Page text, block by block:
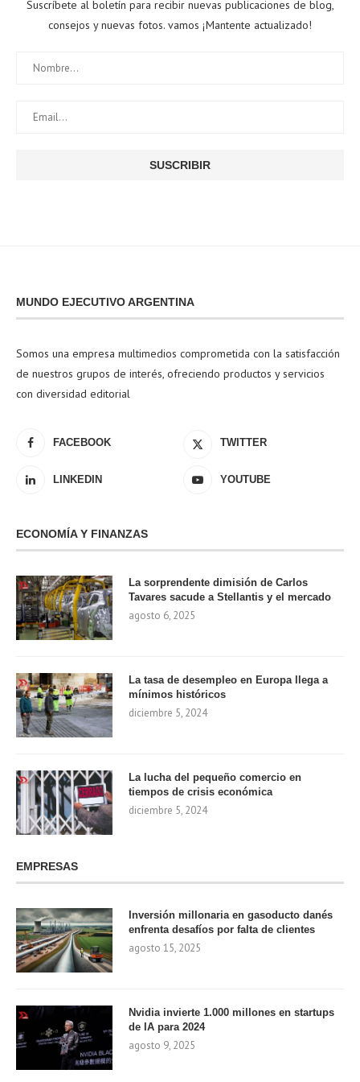
Suscríbete al boletín para recibir nuevas publicaciones de blog,
consejos y nuevas fotos. vamos ¡Mantente actualizado!
MUNDO EJECUTIVO ARGENTINA
Somos una empresa multimedios comprometida con la satisfacción
de nuestros grupos de interés, ofreciendo productos y servicios
con diversidad editorial
FACEBOOK TWITTER
LINKEDIN YOUTUBE
ECONOMÍA Y FINANZAS
La sorprendente dimisión de Carlos
Tavares sacude a Stellantis y el mercado
agosto 6, 2025
La tasa de desempleo en Europa llega a
mínimos históricos
diciembre 5, 2024
La lucha del pequeño comercio en
tiempos de crisis económica
diciembre 5, 2024
EMPRESAS
Inversión millonaria en gasoducto danés
enfrenta desafíos por falta de clientes
agosto 15, 2025
Nvidia invierte 1.000 millones en startups
de IA para 2024
agosto 9, 2025